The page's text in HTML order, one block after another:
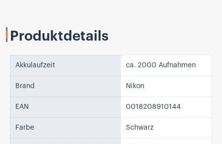
Produktdetails
Akkulaufzeit ca. 2000 Aufnahmen
Brand Nikon
EAN 0018208910144
Farbe Schwarz